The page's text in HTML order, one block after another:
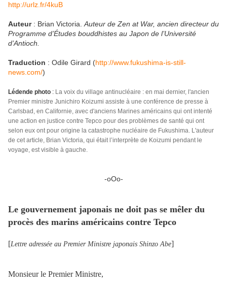
http://urlz.fr/4kuB
Auteur: Brian Victoria. Auteur de Zen at War, ancien directeur du
Programme d’Études bouddhistes au Japon de l’Université
d’Antioch.
Traduction : Odile Girard (http://www.fukushima-is-still-
news.com/)
Lédende photo : La voix du village antinucléaire : en mai dernier, l'ancien
Premier ministre Junichiro Koizumi assiste à une conférence de presse à
Carlsbad, en Californie, avec d'anciens Marines américains qui ont intenté
une action en justice contre Tepco pour des problèmes de santé qui ont
selon eux ont pour origine la catastrophe nucléaire de Fukushima. L'auteur
de cet article, Brian Victoria, qui était l’interprète de Koizumi pendant le
voyage, est visible à gauche.
-oOo-
Le gouvernement japonais ne doit pas se mêler du
procès des marins américains contre Tepco
[Lettre adressée au Premier Ministre japonais Shinzo Abe]
Monsieur le Premier Ministre,